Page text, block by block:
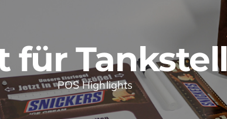
für
POS Highlights